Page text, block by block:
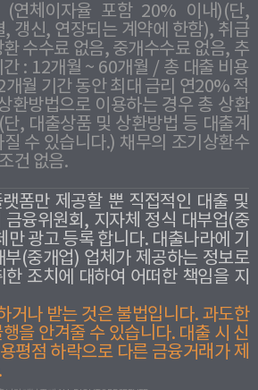
연체이자율 포함 20% 이내)(단,
갱신, 연장되는 계약에 한함), 취급
수수료 없음, 중개수수료 없음, 추
: 12개월 ~ 60개월 / 총 대출 비용
월 기간 동안 최대 금리 연20% 적
환방법으로 이용하는 경우 총 상환
, 대출상품 및 상환방법 등 대출계
수 있습니다.) 채무의 조기상환수
건 없음.
폼만 제공할 뿐 직접적인 대출 및
융위원회, 지자체 정식 대부업(중
광고 등록 합니다. 대출나라에 기
(중개업) 업체가 제공하는 정보로
조치에 대하여 어떠한 책임을 지
거나 받는 것은 불법입니다. 과도한
을 안겨줄 수 있습니다. 대출 시 신
평점 하락으로 다른 금융거래가 제